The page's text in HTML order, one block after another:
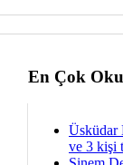
En Çok
Üsküdar
ve 3 kişi